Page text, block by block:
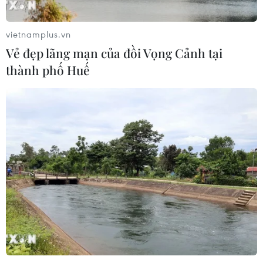
hưởng chế độ
05/08/2026 14:59
Chính sách khuyến khích doanh
nghiệp tham gia hoạt động giáo dục
Thực hiện các nhiệm vụ trọng tâm
trong năm học 2026-2027
05/08/2026 13:13
Thi lại ở Tuyên Quang: Thí
sinh vẫn được xét tuyển đại học theo
vietnamplus.vn
Vẻ đẹp lãng mạn của đồi Vọng Cảnh tại
thành phố Huế